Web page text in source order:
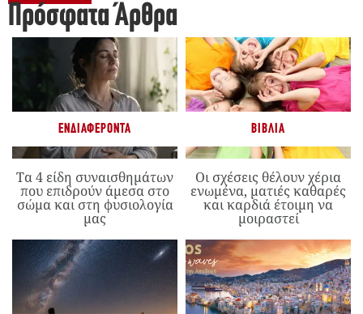
Πρόσφατα Άρθρα
ΕΝΔΙΑΦΈΡΟΝΤΑ
Τα 4 είδη συναισθημάτων
που επιδρούν άμεσα στο
σώμα και στη φυσιολογία
μας
ΒΙΒΛΊΑ
Οι σχέσεις θέλουν χέρια
ενωμένα, ματιές καθαρές
και καρδιά έτοιμη να
μοιραστεί